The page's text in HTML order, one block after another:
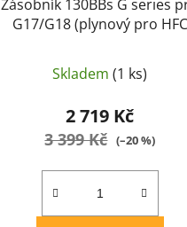
Zásobník 130BBs G series
G17/G18 (plynový pro HFC
Skladem(1 ks)
2 719 Kč
3 399 Kč (–20 %)